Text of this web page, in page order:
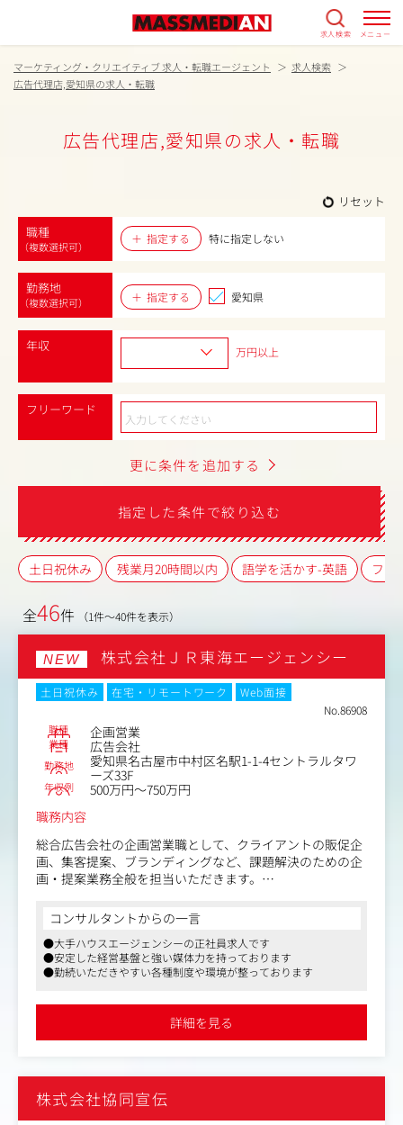
求人検索 メニュー
マーケティング・クリエイティブ 求人・転職エージェント
求人検索
広告代理店,愛知県の求人・転職
広告代理店,愛知県の求人・転職
リセット
職種
（複数選択可）
指定する 特に指定しない
勤務地
（複数選択可） 指定する 愛知県
年収 万円以上
フリーワード
更に条件を追加する
指定した条件で絞り込む
土日祝休み 残業月20時間以内 語学を活かす-英語 フレ
全46件 （1件～40件を表示）
NEW 株式会社ＪＲ東海エージェンシー
土日祝休み 在宅・リモートワーク
Web面接
No.86908
職種 企画営業
業種 広告会社
勤務地
愛知県名古屋市中村区名駅1-1-4セントラルタワ
ーズ33F
年収例
500万円～750万円
職務内容
総合広告会社の企画営業職として、クライアントの販促企
画、集客提案、ブランディングなど、課題解決のための企
画・提案業務全般を担当いただきます。
JR東海グループの広告会社として、日本の大動脈である東
海道新幹線、中京圏の玄関口であるJR名古屋駅など、JR東
海の交通広告メディアが唯一無二の強みです。
クライアントの課題解決のため、営業として、自社交通メ
ディアのセールスを中心に、最適なメディアプランニング
クライアントのニーズや課題に応じた、企画提案を行って
があります）
コンサルタントからの一言
●大手ハウスエージェンシーの正社員求人です
●安定した経営基盤と強い媒体力を持っております
●勤続いただきやすい各種制度や環境が整っております
詳細を見る
株式会社協同宣伝